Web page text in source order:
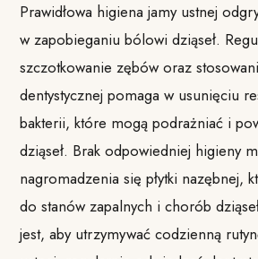
Prawidłowa higiena jamy ustnej
w zapobieganiu bólowi dziąseł.
szczotkowanie zębów oraz
dentystycznej pomaga w usunięciu
bakterii, które mogą podrażniać i
dziąseł. Brak odpowiedniej higieny
nagromadzenia się płytki nazębnej,
do stanów zapalnych i chorób
jest, aby utrzymywać codzienną